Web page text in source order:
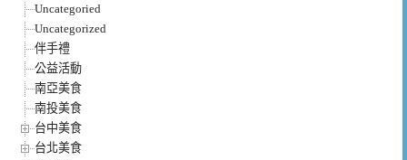
Uncategoried
Uncategorized
伴手禮
公益活動
南亞美食
南投美食
台中美食
台北美食